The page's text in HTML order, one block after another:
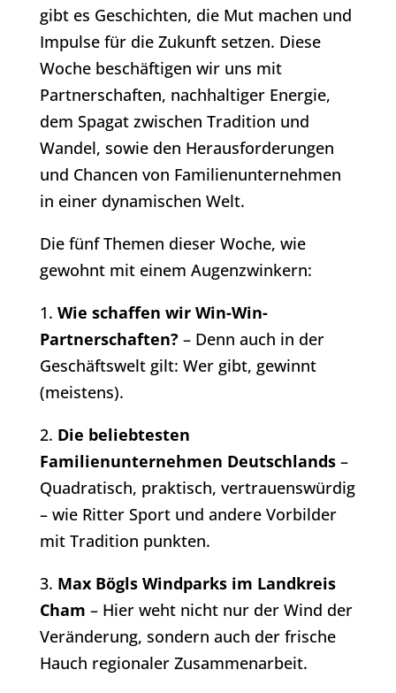
gibt es Geschichten, die Mut machen und
Impulse für die Zukunft setzen. Diese
Woche beschäftigen wir uns mit
Partnerschaften, nachhaltiger Energie,
dem Spagat zwischen Tradition und
Wandel, sowie den Herausforderungen
und Chancen von Familienunternehmen
in einer dynamischen Welt.
Die fünf Themen dieser Woche, wie
gewohnt mit einem Augenzwinkern:
1. Wie schaffen wir Win-Win-
Partnerschaften?– Denn auch in der
Geschäftswelt gilt: Wer gibt, gewinnt
(meistens).
2. Die beliebtesten
Familienunternehmen Deutschlands–
Quadratisch, praktisch, vertrauenswürdig
– wie Ritter Sport und andere Vorbilder
mit Tradition punkten.
3. Max Bögls Windparks im Landkreis
Cham – Hier weht nicht nur der Wind der
Veränderung, sondern auch der frische
Hauch regionaler Zusammenarbeit.